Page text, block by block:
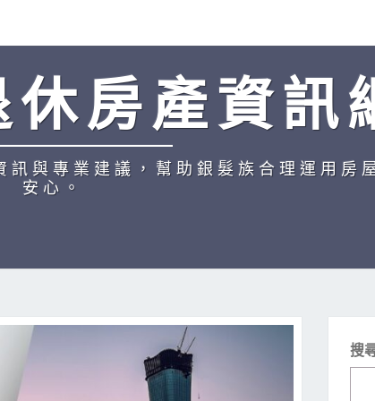
房產資訊
與專業建議，幫助銀髮族合理運用房
安心。
搜